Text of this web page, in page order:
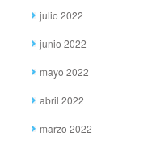
julio 2022
junio 2022
mayo 2022
abril 2022
marzo 2022